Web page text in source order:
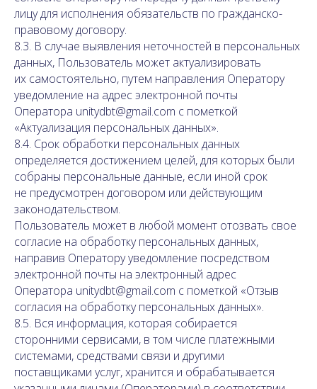
лицу для исполнения обязательств по гражданско-
правовому договору.
8.3. В случае выявления неточностей в персональных
данных, Пользователь может актуализировать
их самостоятельно, путем направления Оператору
уведомление на адрес электронной почты
Оператора unitydbt@gmail.com с пометкой
«Актуализация персональных данных».
8.4. Срок обработки персональных данных
определяется достижением целей, для которых были
собраны персональные данные, если иной срок
не предусмотрен договором или действующим
законодательством.
Пользователь может в любой момент отозвать свое
согласие на обработку персональных данных,
направив Оператору уведомление посредством
электронной почты на электронный адрес
Оператора unitydbt@gmail.com с пометкой «Отзыв
согласия на обработку персональных данных».
8.5. Вся информация, которая собирается
сторонними сервисами, в том числе платежными
системами, средствами связи и другими
поставщиками услуг, хранится и обрабатывается